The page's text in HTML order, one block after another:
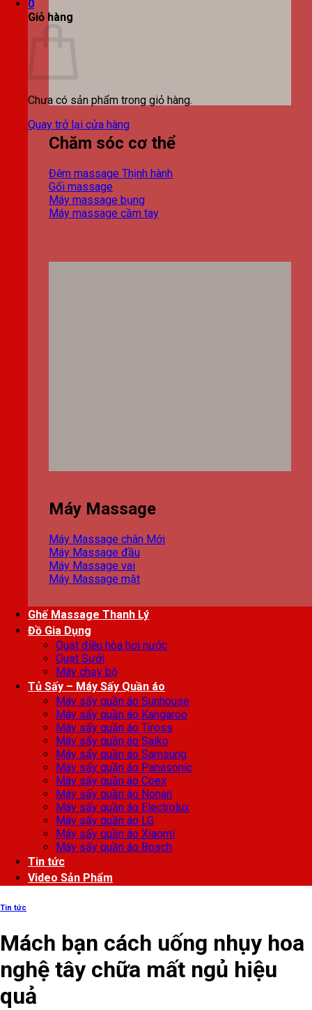
0
Giỏ hàng
Chưa có sản phẩm trong giỏ hàng.
Quay trở lại cửa hàng
Chăm sóc cơ thể
Đệm massage
Gối massage
Máy massage bụng
Máy massage cầm tay
Máy Massage
Máy Massage chân
Máy Massage đầu
Máy Massage vai
Máy Massage mặt
Ghế Massage Thanh Lý
Đồ Gia Dụng
Quạt điều hòa hơi nước
Quạt Sưởi
Máy chạy bộ
Tủ Sấy – Máy Sấy Quần áo
Máy sấy quần áo Sunhouse
Máy sấy quần áo Kangaroo
Máy sấy quần áo Tiross
Máy sấy quần áo Saiko
Máy sấy quần áo Samsung
Máy sấy quần áo Panasonic
Máy sấy quần áo Coex
Máy sấy quần áo Nonan
Máy sấy quần áo Electrolux
Máy sấy quần áo LG
Máy sấy quần áo Xiaomi
Máy sấy quần áo Bosch
Tin tức
Video Sản Phẩm
Tin tức
Mách bạn cách uống nhụy hoa
nghệ tây chữa mất ngủ hiệu
quả